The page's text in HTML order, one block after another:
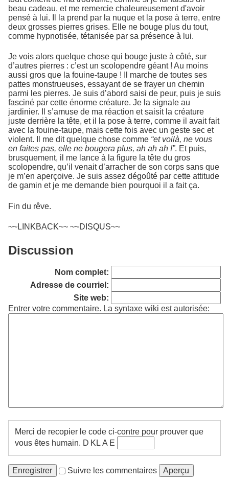
beau cadeau, et me remercie chaleureusement d'avoir
pensé à lui. Il la prend par la nuque et la pose à terre, entre
deux grosses pierres grises. Elle ne bouge plus du tout,
comme hypnotisée, tétanisée par sa présence à lui.
Je vois alors quelque chose qui bouge juste à côté, sur
d’autres pierres : c’est un scolopendre géant ! Au moins
aussi gros que la fouine-taupe ! Il marche de toutes ses
pattes monstrueuses, essayant de se frayer un chemin
parmi les pierres. Je suis d’abord saisi de peur, puis je suis
fasciné par cette énorme créature. Je la signale au
jardinier. Il s’amuse de ma réaction et saisit la créature
juste derrière la tête, et il la pose à terre, comme il avait fait
avec la fouine-taupe, mais cette fois avec un geste sec et
violent. Il me dit quelque chose comme “et voilà, ne vous
en faites pas, elle ne bougera plus, ah ah ah !”. Et puis,
brusquement, il me lance à la figure la tête du gros
scolopendre, qu’il venait d’arracher de son corps sans que
je m’en aperçoive. Je suis assez dégoûté par cette attitude
de gamin et je me demande bien pourquoi il a fait ça.
Fin du rêve.
~~LINKBACK~~ ~~DISQUS~~
Discussion
Nom complet:
Adresse de courriel:
Site web:
Entrer votre commentaire. La syntaxe wiki est autorisée:
Merci de recopier le code ci-contre pour prouver que
vous êtes humain. D K​ L A E
Suivre les commentaires